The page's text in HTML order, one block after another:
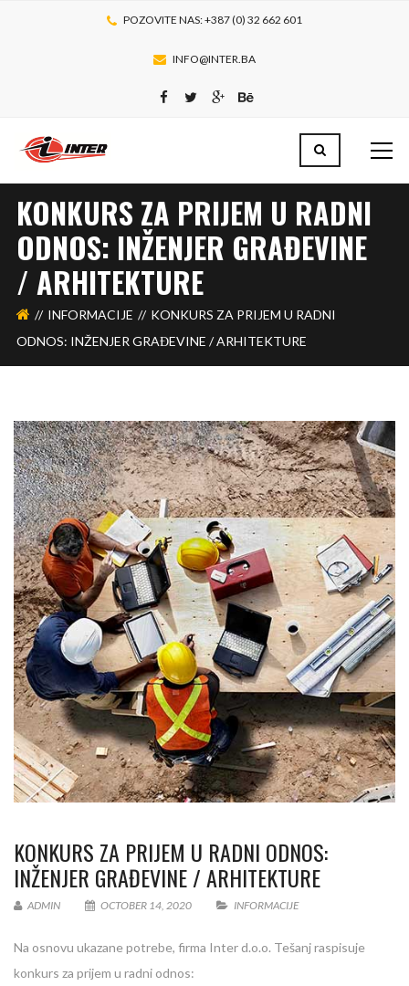
POZOVITE NAS: +387 (0) 32 662 601
INFO@INTER.BA
KONKURS ZA PRIJEM U RADNI
ODNOS: INŽENJER GRAĐEVINE
/ ARHITEKTURE
INFORMACIJE
KONKURS ZA PRIJEM U RADNI
ODNOS: INŽENJER GRAĐEVINE / ARHITEKTURE
KONKURS ZA PRIJEM U RADNI ODNOS:
INŽENJER GRAĐEVINE / ARHITEKTURE
ADMIN OCTOBER 14, 2020 INFORMACIJE
Na osnovu ukazane potrebe, firma Inter d.o.o. Tešanj raspisuje
konkurs za prijem u radni odnos: